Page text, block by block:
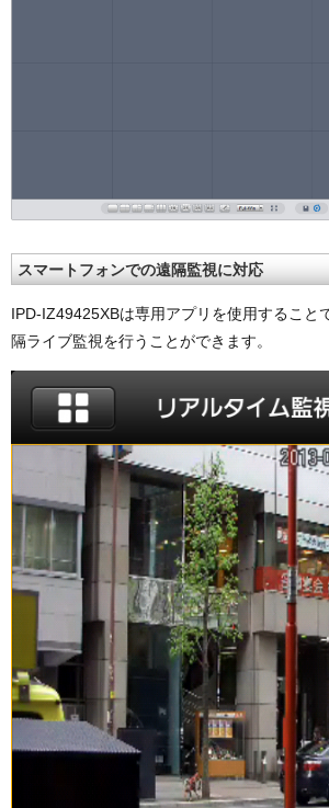
スマートフォンでの遠隔監視に対応
IPD-IZ49425XBは専用アプリを使用すること
隔ライブ監視を行うことができます。